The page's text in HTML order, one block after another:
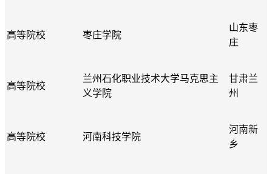
高等院校 枣庄学院
山东枣
庄
高等院校
兰州石化职业技术大学马克思主
义学院
甘肃兰
州
高等院校 河南科技学院
河南新
乡